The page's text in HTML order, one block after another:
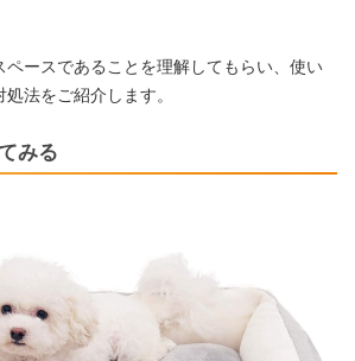
ペースであることを理解してもらい、使い
法をご紹介します。
みる